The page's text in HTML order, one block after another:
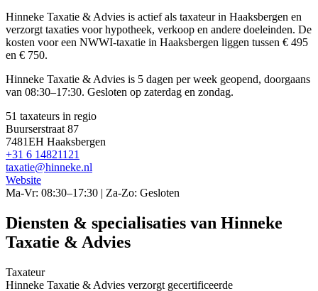
Hinneke Taxatie & Advies is actief als taxateur in Haaksbergen en
verzorgt taxaties voor hypotheek, verkoop en andere doeleinden. De
kosten voor een NWWI-taxatie in Haaksbergen liggen tussen € 495
en € 750.
Hinneke Taxatie & Advies is 5 dagen per week geopend, doorgaans
van 08:30–17:30. Gesloten op zaterdag en zondag.
51 taxateurs in regio
Buurserstraat 87
7481EH Haaksbergen
+31 6 14821121
taxatie@hinneke.nl
Website
Ma-Vr: 08:30–17:30 | Za-Zo: Gesloten
Diensten & specialisaties van Hinneke
Taxatie & Advies
Taxateur
Hinneke Taxatie & Advies verzorgt gecertificeerde